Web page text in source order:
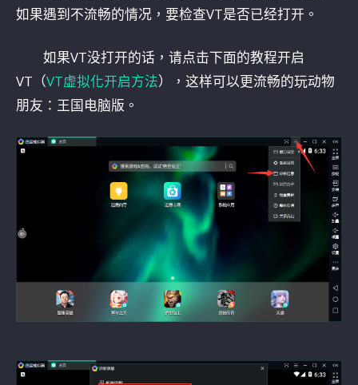
如果遇到不流畅的情况，要检查VT是否已经打开。
如果VT没打开的话，请点击下面的教程开启
VT（VT虚拟化开启方法），这样可以更流畅的玩动物
朋友：王国电脑版。